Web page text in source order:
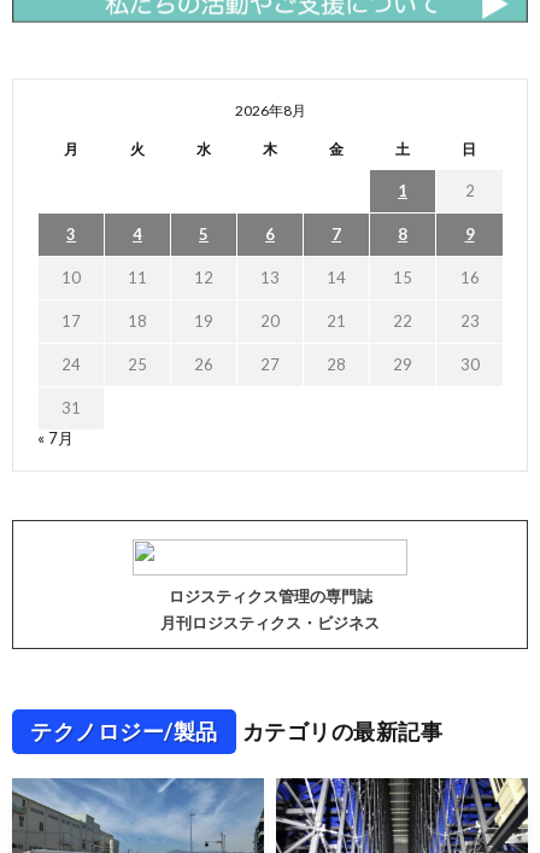
2026年8月
月 火 水 木 金 土 日
1 2
3 4 5 6 7 8 9
10 11 12 13 14 15 16
17 18 19 20 21 22 23
24 25 26 27 28 29 30
31
« 7月
ロジスティクス管理の専門誌
月刊ロジスティクス・ビジネス
テクノロジー/製品 カテゴリの最新記事